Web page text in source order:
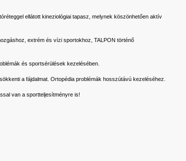
ellátott kineziológiai tapasz, melynek köszönhetően aktív
extrém és vízi sportokhoz, TALPON történő
és sportsérülések kezelésében.
a fájdalmat. Ortopédia problémák hosszútávú kezeléséhez.
van a sportteljesítményre is!